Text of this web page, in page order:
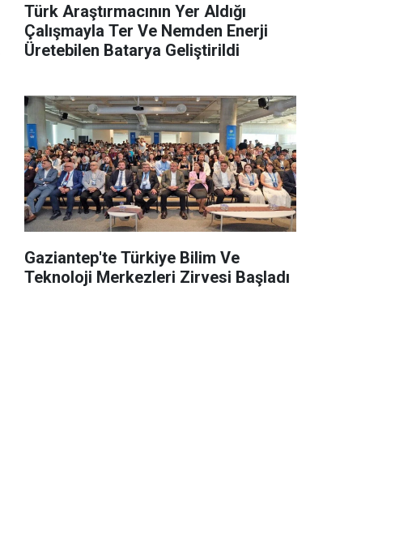
Türk Araştırmacının Yer Aldığı
Çalışmayla Ter Ve Nemden Enerji
Üretebilen Batarya Geliştirildi
Gaziantep'te Türkiye Bilim Ve
Teknoloji Merkezleri Zirvesi Başladı